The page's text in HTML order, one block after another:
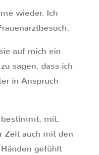
wieder. Ich
auf mich ein
sagen, dass ich
in Anspruch
mit,
Zeit auch mit den
gefühlt